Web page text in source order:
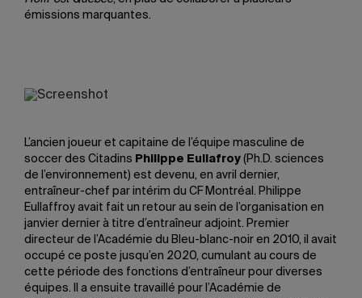
émissions marquantes.
L’ancien joueur et capitaine de l’équipe masculine de
soccer des Citadins Philippe Eullafroy (Ph.D. sciences
de l’environnement) est devenu, en avril dernier,
entraîneur-chef par intérim du CF Montréal. Philippe
Eullaffroy avait fait un retour au sein de l’organisation en
janvier dernier à titre d’entraîneur adjoint. Premier
directeur de l’Académie du Bleu-blanc-noir en 2010, il avait
occupé ce poste jusqu’en 2020, cumulant au cours de
cette période des fonctions d’entraîneur pour diverses
équipes. Il a ensuite travaillé pour l’Académie de